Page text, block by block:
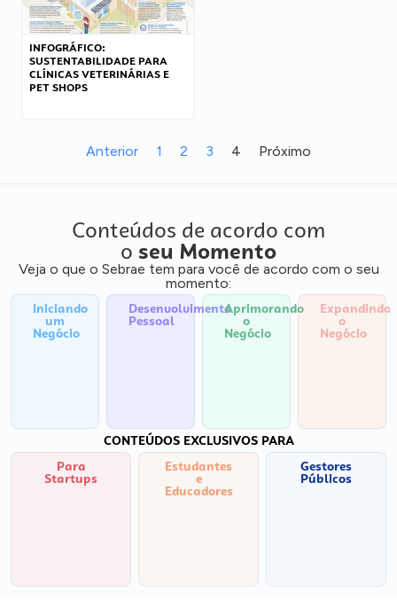
INFOGRÁFICO:
SUSTENTABILIDADE PARA
CLÍNICAS VETERINÁRIAS E
PET SHOPS
Anterior 1 2 3 4 Próximo
Conteúdos de acordo com
o seu Momento
Veja o que o Sebrae tem para você de acordo com o seu
momento:
Iniciando
um
Negócio
Desenvolvimento
Pessoal
Aprimorando
o
Negócio
Expandindo
o
Negócio
CONTEÚDOS EXCLUSIVOS PARA
Para
Startups
Estudantes
e
Educadores
Gestores
Públicos